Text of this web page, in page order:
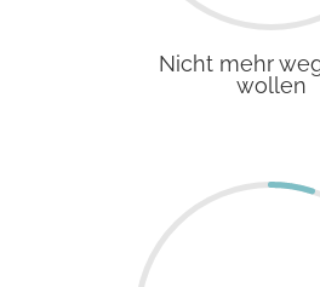
Nicht mehr
wollen